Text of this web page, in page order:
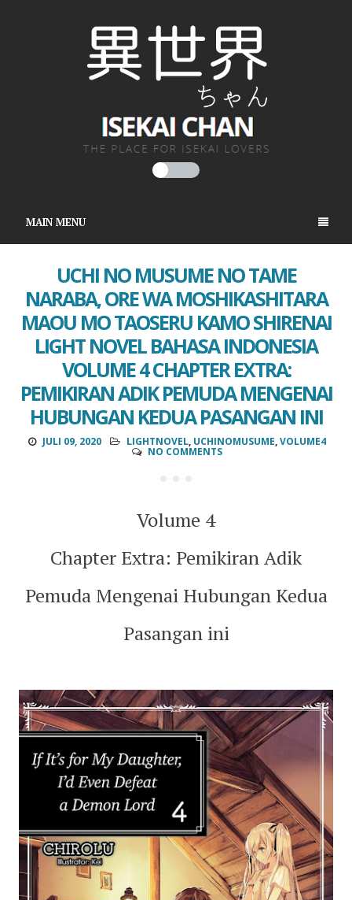
MAIN MENU
UCHI NO MUSUME NO TAME
NARABA, ORE WA MOSHIKASHITARA
MAOU MO TAOSERU KAMO SHIRENAI
LIGHT NOVEL BAHASA INDONESIA
VOLUME 4 CHAPTER EXTRA:
PEMIKIRAN ADIK PEMUDA MENGENAI
HUBUNGAN KEDUA PASANGAN INI
JULI 09, 2020 LIGHTNOVEL, UCHINOMUSUME,VOLUME4
NO COMMENTS
Volume 4
Chapter Extra: Pemikiran Adik
Pemuda Mengenai Hubungan Kedua
Pasangan ini